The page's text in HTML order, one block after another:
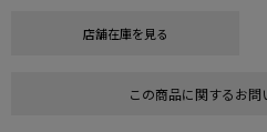
店舗在庫を見る
この商品に関するお問